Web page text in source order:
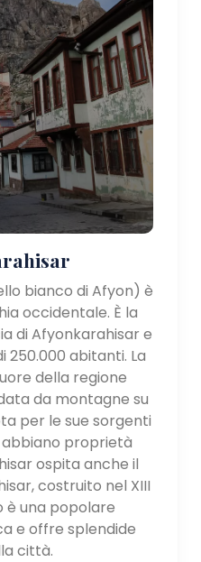
bianco di Afyon) è
occidentale. È la
di Afyonkarahisar e
250.000 abitanti. La
della regione
da montagne su
per le sue sorgenti
proprietà
ospita anche il
costruito nel XIII
è una popolare
e offre splendide
città.